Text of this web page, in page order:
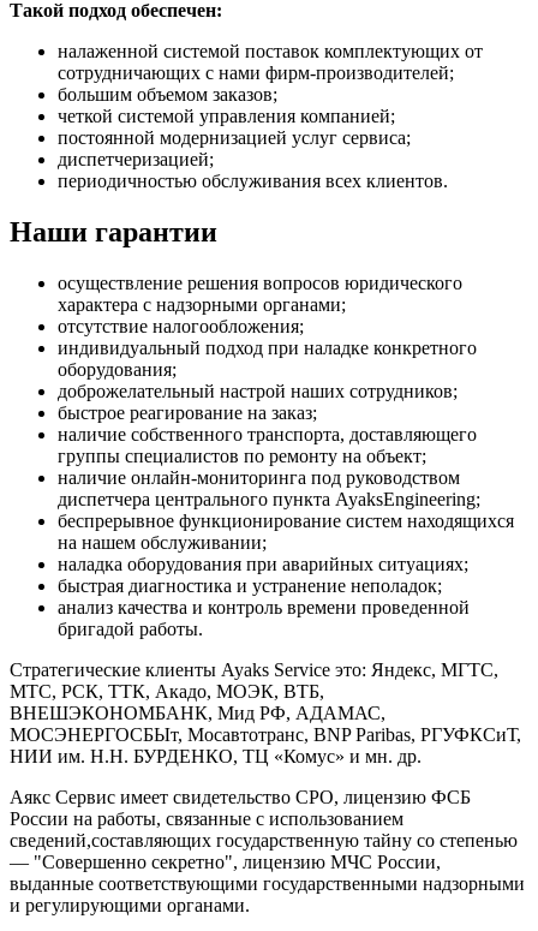
Такой подход обеспечен:
налаженной системой поставок комплектующих от
сотрудничающих с нами фирм-производителей;
большим объемом заказов;
четкой системой управления компанией;
постоянной модернизацией услуг сервиса;
диспетчеризацией;
периодичностью обслуживания всех клиентов.
Наши гарантии
осуществление решения вопросов юридического
характера с надзорными органами;
отсутствие налогообложения;
индивидуальный подход при наладке конкретного
оборудования;
доброжелательный настрой наших сотрудников;
быстрое реагирование на заказ;
наличие собственного транспорта, доставляющего
группы специалистов по ремонту на объект;
наличие онлайн-мониторинга под руководством
диспетчера центрального пункта AyaksEngineering;
беспрерывное функционирование систем находящихся
на нашем обслуживании;
наладка оборудования при аварийных ситуациях;
быстрая диагностика и устранение неполадок;
анализ качества и контроль времени проведенной
бригадой работы.
Стратегические клиенты Ayaks Service это: Яндекс, МГТС,
МТС, РСК, ТТК, Акадо, МОЭК, ВТБ,
ВНЕШЭКОНОМБАНК, Мид РФ, АДАМАС,
МОСЭНЕРГОСБЫт, Мосавтотранс, BNP Paribas, РГУФКСиТ,
НИИ им. Н.Н. БУРДЕНКО, ТЦ «Комус» и мн. др.
Аякс Сервис имеет свидетельство СРО, лицензию ФСБ
России на работы, связанные с использованием
сведений,составляющих государственную тайну со степенью
— "Совершенно секретно", лицензию МЧС России,
выданные соответствующими государственными надзорными
и регулирующими органами.